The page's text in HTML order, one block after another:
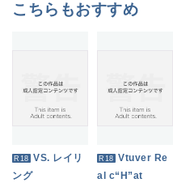
こちらもおすすめ
R18 VS. レイリ
ング
R18 Vtuver Re
al c“H”at